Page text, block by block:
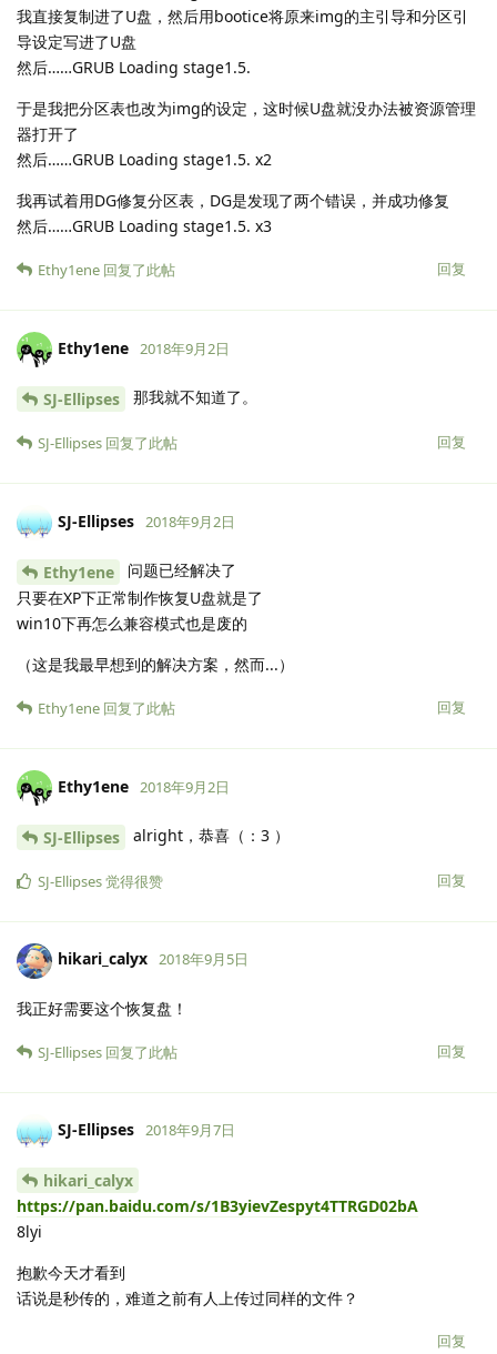
我直接复制进了U盘，然后用bootice将原来img的主引导和分区引
导设定写进了U盘
然后……GRUB Loading stage1.5.
于是我把分区表也改为img的设定，这时候U盘就没办法被资源管理
器打开了
然后……GRUB Loading stage1.5. x2
我再试着用DG修复分区表，DG是发现了两个错误，并成功修复
然后……GRUB Loading stage1.5. x3
回复
Ethy1ene 回复了此帖
Ethy1ene 2018年9月2日
SJ-Ellipses 那我就不知道了。
回复
SJ-Ellipses 回复了此帖
SJ-Ellipses 2018年9月2日
Ethy1ene
问题已经解决了
只要在XP下正常制作恢复U盘就是了
win10下再怎么兼容模式也是废的
（这是我最早想到的解决方案，然而...）
回复
Ethy1ene 回复了此帖
Ethy1ene 2018年9月2日
SJ-Ellipses alright，恭喜（：3 ）
回复
SJ-Ellipses觉得很赞
hikari_calyx 2018年9月5日
我正好需要这个恢复盘！
回复
SJ-Ellipses 回复了此帖
SJ-Ellipses 2018年9月7日
hikari_calyx
https://pan.baidu.com/s/1B3yievZespyt4TTRGD02bA
8lyi
抱歉今天才看到
话说是秒传的，难道之前有人上传过同样的文件？
回复